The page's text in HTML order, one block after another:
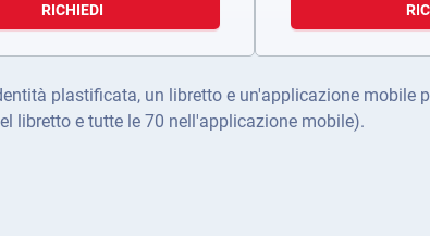
RICHIEDI
plastificata, un libretto e un'applicazione mobile
libretto e tutte le 70 nell'applicazione mobile).